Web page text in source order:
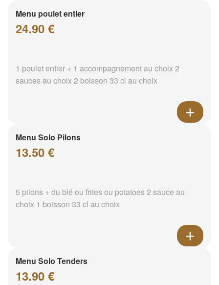
Menu poulet entier
24.90 €
1 poulet entier + 1 accompagnement au choix 2
sauces au choix 2 boisson 33 cl au choix
Menu Solo Pilons
13.50 €
5 pilons + du blé ou frites ou potatoes 2 sauce au
choix 1 boisson 33 cl au choix
Menu Solo Tenders
13.90 €